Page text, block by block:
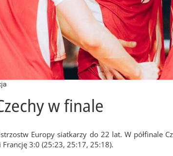
w finale
Europy siatkarzy do 22 lat. W półfinale
3:0 (25:23, 25:17, 25:18).